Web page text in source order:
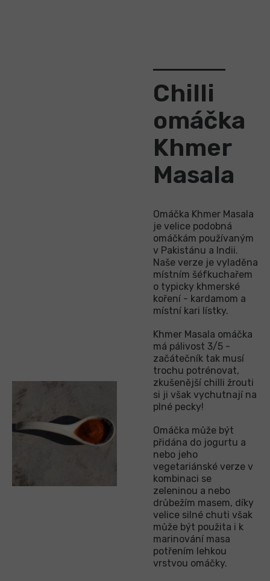
Chilli
omáčka
Khmer
Masala
Omáčka Khmer Masala
je velice podobná
omáčkám používaným
v Pakistánu a Indii.
Naše verze je vyladěna
místním šéfkuchařem
o typicky khmerské
koření - kardamom a
místní kari lístky.
Khmer Masala omáčka
má pálivost 3/5 -
začátečník tak musí
trochu potrénovat,
zkušenější chilli žrouti
si ji však vychutnají na
plné pecky!
Omáčka může být
přidána do jogurtu a
nebo jeho
vegetariánské verze v
kombinaci se
zeleninou a nebo
drůbežím masem, díky
velice silné chuti však
může být použita i k
marinování masa
potřením lehkou
vrstvou omáčky.